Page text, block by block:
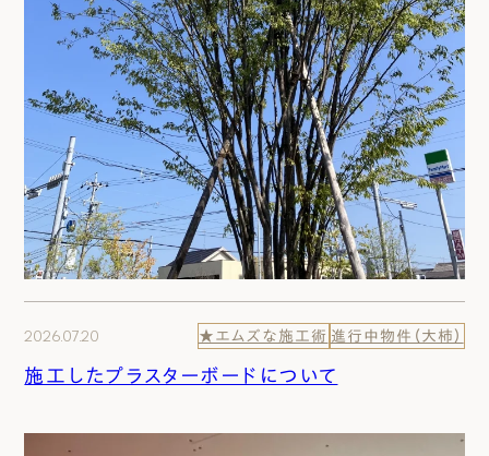
2026.07.20 ★エムズな施工術 進行中物件（大柿）
施工したプラスターボードについて